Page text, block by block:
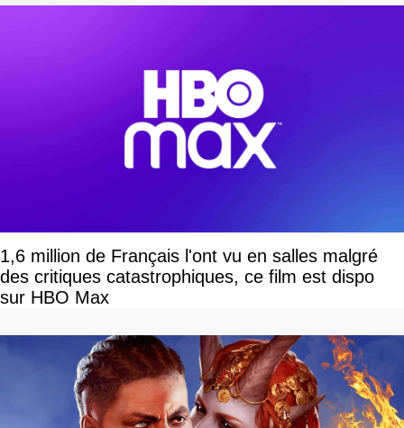
1,6 million de Français l'ont vu en salles malgré
des critiques catastrophiques, ce film est dispo
sur HBO Max